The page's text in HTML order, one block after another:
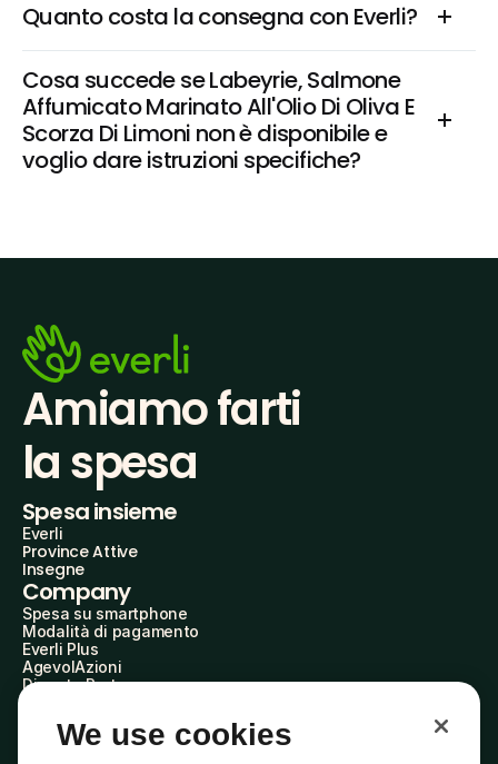
Quanto costa la consegna con Everli?
Cosa succede se Labeyrie, Salmone
Affumicato Marinato All'Olio Di Oliva E
Scorza Di Limoni non è disponibile e
voglio dare istruzioni specifiche?
Amiamo farti
la spesa
Spesa insieme
Everli
Province Attive
Insegne
Company
Spesa su smartphone
Modalità di pagamento
Everli Plus
AgevolAzioni
Diventa Partner
Everli Shoppers
About Us
We use cookies